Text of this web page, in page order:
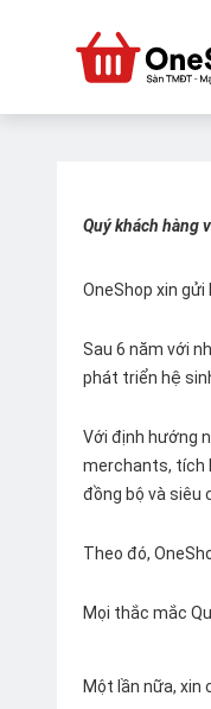
Quý khách hàng
OneShop xin
Sau 6 năm với
phát triển hệ
Với định hướng
merchants, tích
đồng bộ và siêu
Theo đó,
Mọi thắc mắc
Một lần nữa, xin